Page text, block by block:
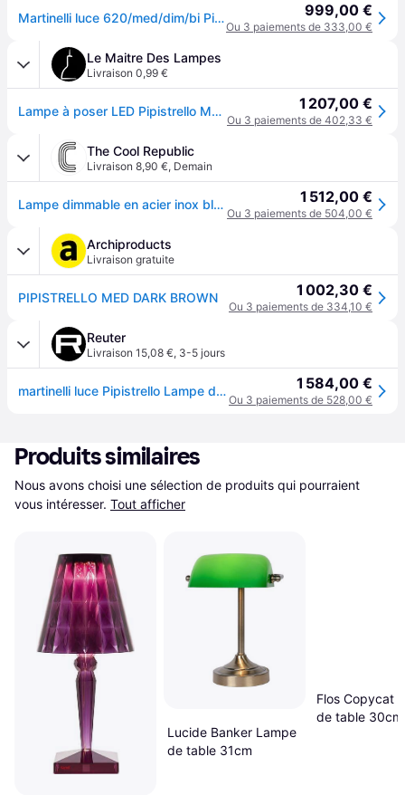
Martinelli luce 620/med/dim/bi Pipistrello Moyenne 9w 2700k Led Dimmable-Blanc, 1 Unité (Lot de 1) 999,00 €
Ou 3 paiements de 333,00 €
Le Maitre Des Lampes
Livraison 0,99 €
Lampe à poser LED Pipistrello Med marron, à intensité variable - Martinelli Luce - Salon / séjour - Design - Métal - Avec abat-jour 1 207,00 €
Ou 3 paiements de 402,33 €
The Cool Republic
Livraison 8,90 €, Demain
Lampe dimmable en acier inox blanc 40 x 62 cm Pipistrello Med - Martinelli Luce 1 512,00 €
Ou 3 paiements de 504,00 €
Archiproducts
Livraison gratuite
PIPISTRELLO MED DARK BROWN 1 002,30 €
Ou 3 paiements de 334,10 €
Reuter
Livraison 15,08 €, 3-5 jours
martinelli luce Pipistrello Lampe de table LED, 620/MED/DIM/MA, 1 584,00 €
Ou 3 paiements de 528,00 €
Produits similaires
Nous avons choisi une sélection de produits qui pourraient
vous intéresser. Tout afficher
Lucide Banker Lampe
de table 31cm
Flos Copycat
de table 30cm